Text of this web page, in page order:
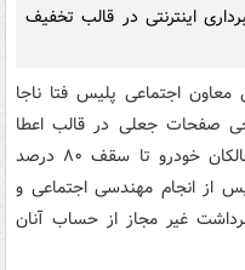
اینترنتی در قالب تخفیف
اجتماعی پلیس فتا ناجا
صفحات جعلی در قالب اعطا
تخفیف جریمه راهنمایی و رانندگی به مالکان خودرو تا سقف ۸۰ درصد
از انجام مهندسی اجتماعی و
غیر مجاز از حساب آنان